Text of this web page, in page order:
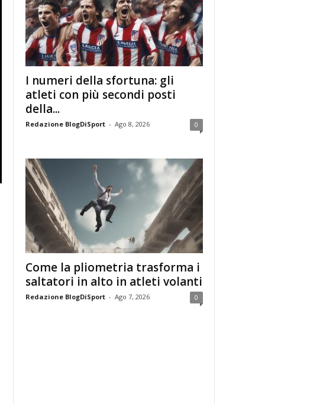
I numeri della sfortuna: gli
atleti con più secondi posti
della...
Redazione BlogDiSport - Ago 8, 2026 0
Come la pliometria trasforma i
saltatori in alto in atleti volanti
Redazione BlogDiSport - Ago 7, 2026 0